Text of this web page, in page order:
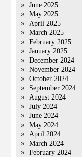
June 2025
May 2025
April 2025
March 2025
February 2025
January 2025
December 2024
November 2024
October 2024
September 2024
August 2024
July 2024
June 2024
May 2024
April 2024
March 2024
February 2024